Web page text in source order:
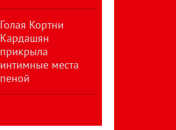
Голая Кортни
Кардашян
прикрыла
интимные места
пеной